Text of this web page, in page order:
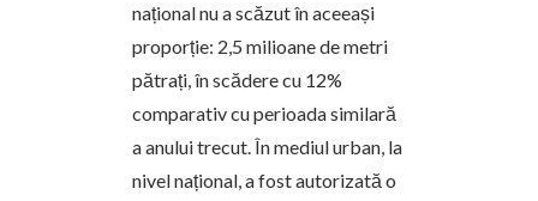
național nu a scăzut în aceeași
proporție: 2,5 milioane de metri
pătrați, în scădere cu 12%
comparativ cu perioada similară
a anului trecut. În mediul urban, la
nivel național, a fost autorizată o